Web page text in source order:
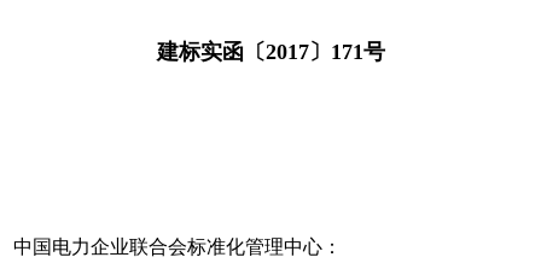
建标实函〔2017〕171号
中国电力企业联合会标准化管理中心：